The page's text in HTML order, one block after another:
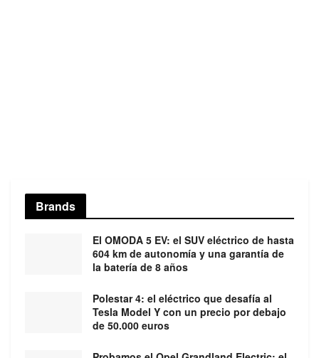
Brands
El OMODA 5 EV: el SUV eléctrico de hasta
604 km de autonomía y una garantía de
la batería de 8 años
Polestar 4: el eléctrico que desafía al
Tesla Model Y con un precio por debajo
de 50.000 euros